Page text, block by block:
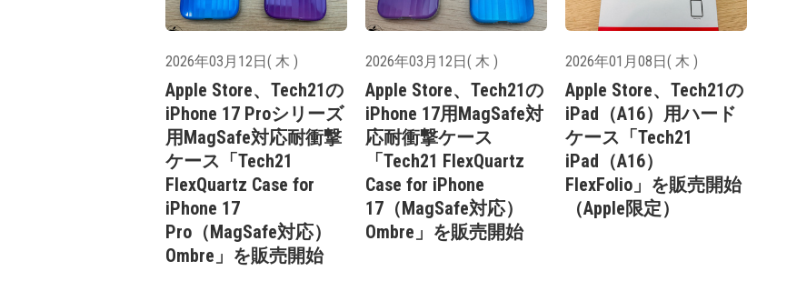
2026年03月12日( 木 )
Apple Store、Tech21の
iPhone 17 Proシリーズ
用MagSafe対応耐衝撃
ケース「Tech21
FlexQuartz Case for
iPhone 17
Pro（MagSafe対応）
Ombre」を販売開始
2026年03月12日( 木 )
Apple Store、Tech21の
iPhone 17用MagSafe対
応耐衝撃ケース
「Tech21 FlexQuartz
Case for iPhone
17（MagSafe対応）
Ombre」を販売開始
2026年01月08日( 木 )
Apple Store、Tech21の
iPad（A16）用ハード
ケース「Tech21
iPad（A16）
FlexFolio」を販売開始
（Apple限定）